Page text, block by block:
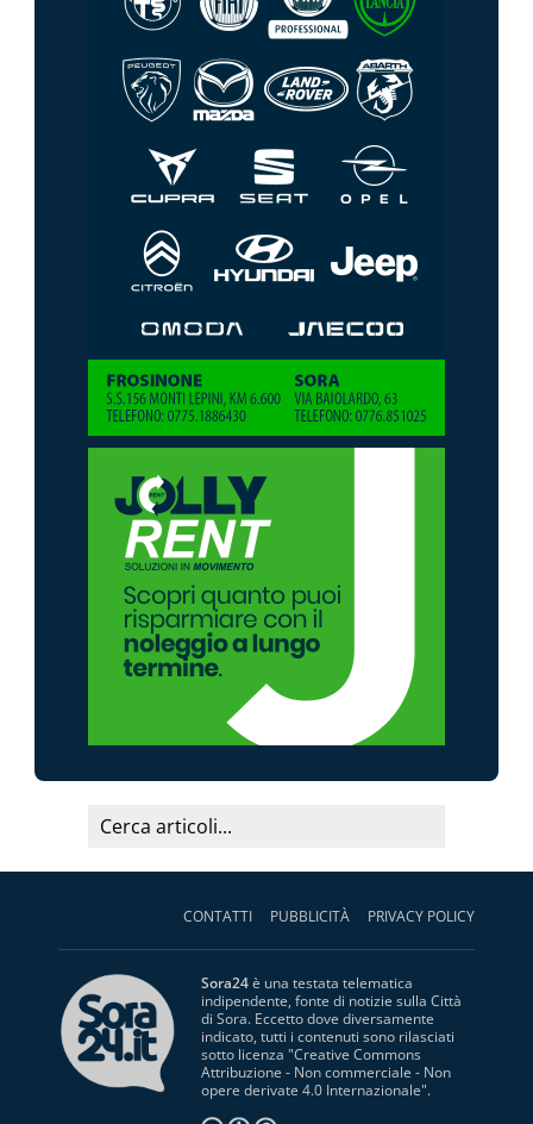
CONTATTI PUBBLICITÀ PRIVACY POLICY
Sora24è una testata telematica
indipendente, fonte di notizie sulla Città
di Sora. Eccetto dove diversamente
indicato, tutti i contenuti sono rilasciati
sotto licenza "Creative Commons
Attribuzione - Non commerciale - Non
opere derivate 4.0 Internazionale".